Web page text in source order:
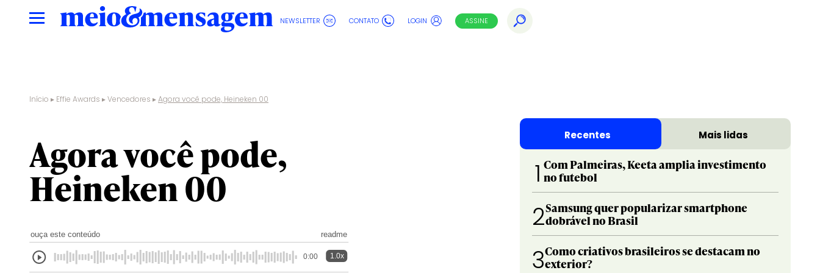
NEWSLETTER CONTATO LOGIN ASSINE
Início ▸ Effie Awards ▸Vencedores ▸Agora você pode, Heineken 00
Agora você pode,
Heineken 00
ouça este conteúdo readme
0:00 1.0x
Recentes Mais lidas
1 Com Palmeiras, Keeta amplia investimento
no futebol
2Samsung quer popularizar smartphone
dobrável no Brasil
3Como criativos brasileiros se destacam no
exterior?